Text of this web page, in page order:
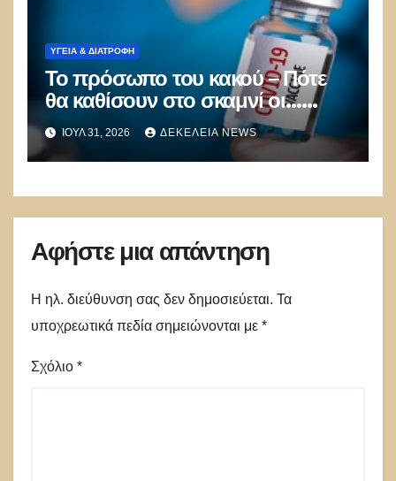
ΥΓΕΙΑ & ΔΙΑΤΡΟΦΗ
Το πρόσωπο του κακού – Πότε
θα καθίσουν στο σκαμνί οι…
Fauci της Ελλάδας για τα
εγκλήματα με τον Covid
ΙΟΎΛ 31, 2026 ΔΕΚΈΛΕΙΑ NEWS
Αφήστε μια απάντηση
Η ηλ. διεύθυνση σας δεν δημοσιεύεται. Τα
υποχρεωτικά πεδία σημειώνονται με *
Σχόλιο *